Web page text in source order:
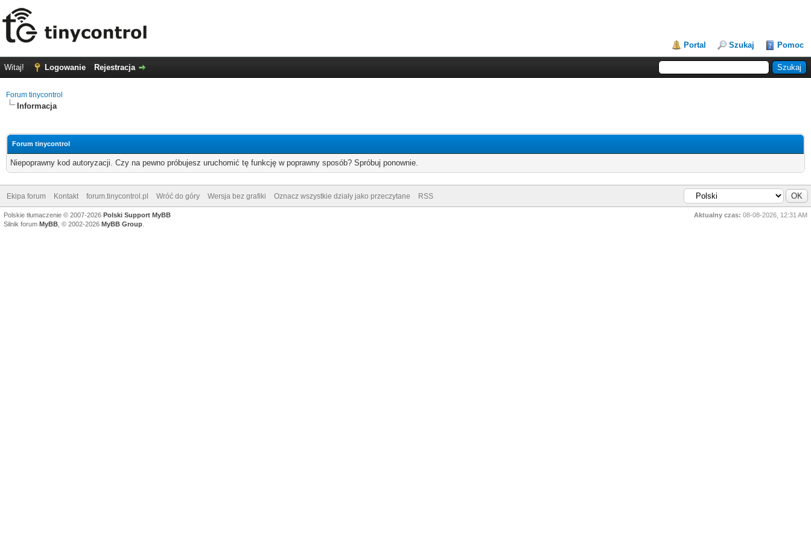
Portal Szukaj Pomoc
Witaj! Logowanie Rejestracja
Forum tinycontrol
Informacja
Forum tinycontrol
Niepoprawny kod autoryzacji. Czy na pewno próbujesz uruchomić tę funkcję w poprawny sposób? Spróbuj ponownie.
Ekipa forum Kontakt forum.tinycontrol.pl Wróć do góry Wersja bez grafiki Oznacz wszystkie działy jako przeczytane RSS
Aktualny czas: 08-08-2026, 12:31 AM
Polskie tłumaczenie © 2007-2026 Polski Support MyBB
Silnik forum MyBB , © 2002-2026 MyBB Group